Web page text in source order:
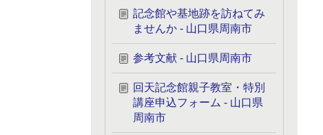
記念館や基地跡を訪ねてみ
ませんか - 山口県周南市
参考文献 - 山口県周南市
回天記念館親子教室・特別
講座申込フォーム - 山口県
周南市